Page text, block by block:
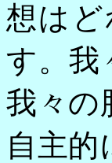
想は
す。我
我々の
自主